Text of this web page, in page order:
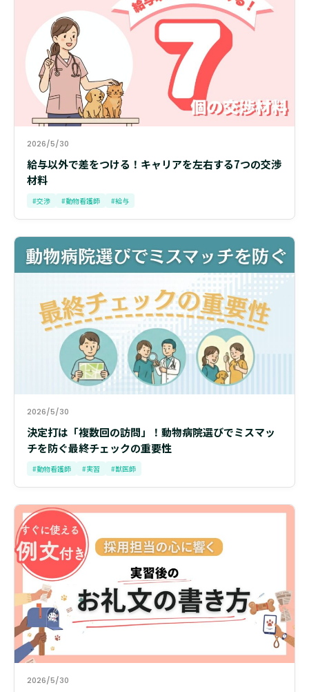
2026/5/30
給与以外で差をつける！キャリアを左右する7つの交渉
材料
#交渉 #動物看護師 #給与
2026/5/30
決定打は「複数回の訪問」！動物病院選びでミスマッ
チを防ぐ最終チェックの重要性
#動物看護師 #実習 #獣医師
2026/5/30